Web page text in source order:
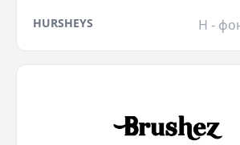
HURSHEYS H -